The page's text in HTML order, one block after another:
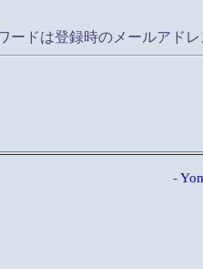
ードは登録時のメールアド
-